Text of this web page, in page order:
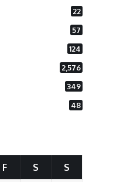
22
57
124
2,576
349
48
F S S